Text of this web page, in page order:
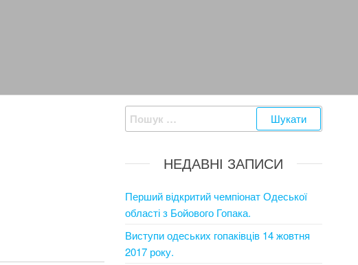
Пошук:
НЕДАВНІ ЗАПИСИ
Перший відкритий чемпіонат Одеської
області з Бойового Гопака.
Виступи одеських гопаківців 14 жовтня
2017 року.